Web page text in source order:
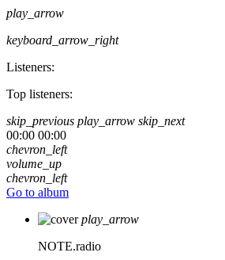
play_arrow
keyboard_arrow_right
Listeners:
Top listeners:
skip_previous play_arrow skip_next
00:00 00:00
chevron_left
volume_up
chevron_left
Go to album
play_arrow
NOTE.radio